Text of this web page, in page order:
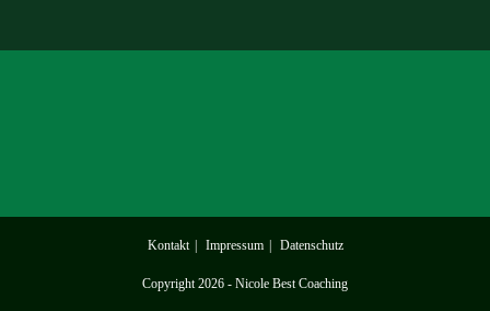
Kontakt Impressum Datenschutz
Copyright 2026 - Nicole Best Coaching